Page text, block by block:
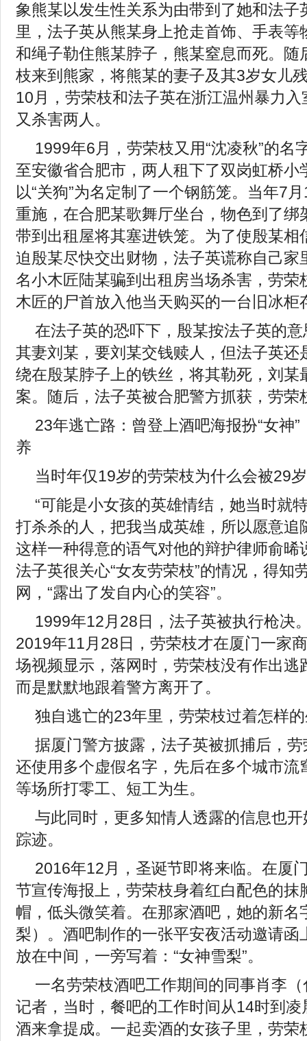
象熊某以发生性关系为由带到了她和法子
里，法子英从熊某身上抢走首饰、手表等
和绳子勒住熊某脖子，熊某窒息而死。随
枝来到熊家，将熊某的妻子及其3岁女儿
10月，劳荣枝和法子英在浙江温州暴力
又杀害两人。
1999年6月，劳荣枝又用“沈凌秋”的名
至安徽省合肥市，两人租下了双岗虹桥小
以“关狗”为名定制了一个钢筋笼。当年7
重施，在合肥某歌舞厅坐台，物色到了绑
带到出租屋将其塞进铁笼。为了使殷某相
迫殷某尽快交出财物，法子英谎称自己家
名小木匠陆某骗到出租房当场杀害，劳荣
木匠的尸首放入他当天购买的一台旧冰柜
在法子英的恐吓下，殷某按法子英的
其妻刘某，要刘某交钱赎人，但法子英还
绕在殷某脖子上的铁丝，将其勒死，刘某
案。随后，法子英被合肥警方抓获，劳荣
23年逃亡路：曾登上酒吧海报扮“女神
养
当时年仅19岁的劳荣枝为什么会被29
“可能是小女孩的英雄情结，她当时就
打杀杀的人，把我当成英雄，所以愿意追
这样一种得意的语气对他的辩护律师俞晞
法子英很关心“女友劳荣枝”的情况，得知
网，“露出了发自内心的笑容”。
1999年12月28日，法子英被执行枪决
2019年11月28日，劳荣枝才在厦门一家
场视频显示，落网时，劳荣枝没有作出逃
而是默默地跟着警方离开了。
独自逃亡的23年里，劳荣枝过着怎样
据厦门警方披露，法子英被抓捕后，
还使用多个虚假名字，先后在多个城市流
等场所打零工、短工为生。
与此同时，更多知情人透露的信息也
踪迹。
2016年12月，圣诞节即将来临。在厦
节宣传海报上，劳荣枝身着红白配色的抹
帽，低头微笑着。在那家酒吧，她的新名
梨）。酒吧制作的一张平安夜活动邀请函
放在中间，一旁写着：“女神雪梨”。
一名劳荣枝酒吧工作期间的同事肖李
记者，当时，餐吧的工作时间从14时到
酒来拿提成。一起卖酒的女孩子里，劳荣